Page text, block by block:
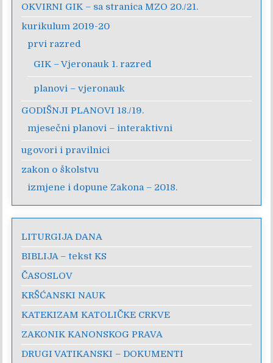
OKVIRNI GIK – sa stranica MZO 20./21.
kurikulum 2019-20
prvi razred
GIK – Vjeronauk 1. razred
planovi – vjeronauk
GODIŠNJI PLANOVI 18./19.
mjesečni planovi – interaktivni
ugovori i pravilnici
zakon o školstvu
izmjene i dopune Zakona – 2018.
LITURGIJA DANA
BIBLIJA – tekst KS
ČASOSLOV
KRŠĆANSKI NAUK
KATEKIZAM KATOLIČKE CRKVE
ZAKONIK KANONSKOG PRAVA
DRUGI VATIKANSKI – DOKUMENTI